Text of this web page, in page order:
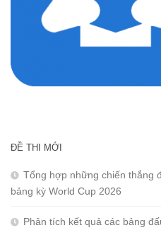
ĐỀ THI MỚI
Tổng hợp những chiến thắng
bảng kỳ World Cup 2026
Phân tích kết quả các bảng